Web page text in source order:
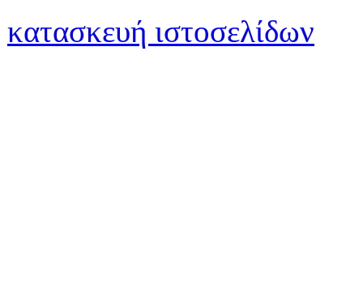
κατασκευή ιστοσελίδων